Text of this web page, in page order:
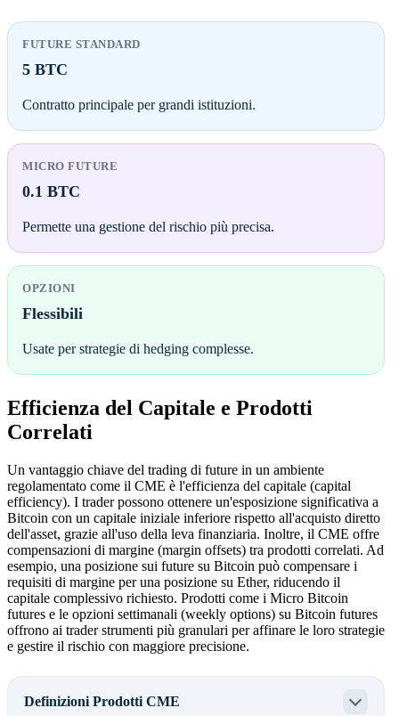
FUTURE STANDARD
5 BTC
Contratto principale per grandi istituzioni.
MICRO FUTURE
0.1 BTC
Permette una gestione del rischio più precisa.
OPZIONI
Flessibili
Usate per strategie di hedging complesse.
Efficienza del Capitale e Prodotti
Correlati
Un vantaggio chiave del trading di future in un ambiente
regolamentato come il CME è l'efficienza del capitale (capital
efficiency). I trader possono ottenere un'esposizione significativa a
Bitcoin con un capitale iniziale inferiore rispetto all'acquisto diretto
dell'asset, grazie all'uso della leva finanziaria. Inoltre, il CME offre
compensazioni di margine (margin offsets) tra prodotti correlati. Ad
esempio, una posizione sui future su Bitcoin può compensare i
requisiti di margine per una posizione su Ether, riducendo il
capitale complessivo richiesto. Prodotti come i Micro Bitcoin
futures e le opzioni settimanali (weekly options) su Bitcoin futures
offrono ai trader strumenti più granulari per affinare le loro strategie
e gestire il rischio con maggiore precisione.
Definizioni Prodotti CME